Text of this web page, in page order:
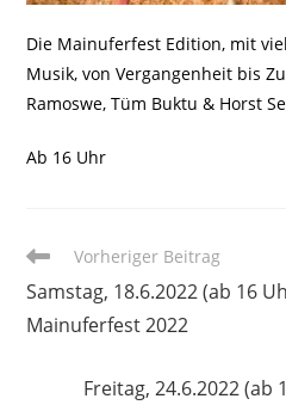
Die Mainuferfest Edition, mit
Musik, von Vergangenheit bis
Ramoswe, Tüm Buktu & Horst
Ab 16 Uhr
Weitere
ansehen
Vorheriger Beitrag
Samstag, 18.6.2022 (ab 16
Mainuferfest 2022
Freitag, 24.6.2022 (ab